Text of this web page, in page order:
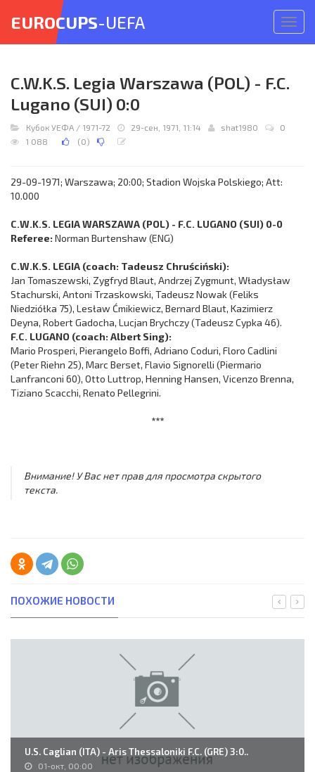
меню
EUROCUPS-UEFA
C.W.K.S. Legia Warszawa (POL) - F.C.
Lugano (SUI) 0:0
Кубок УЕФА / 1971-72 29-сен, 1971, 11:14 shat1980
0
1 088
(0)
29-09-1971; Warszawa; 20:00; Stadion Wojska Polskiego; Att:
10.000
C.W.K.S. LEGIA WARSZAWA (POL) - F.C. LUGANO (SUI) 0-0
Referee: Norman Burtenshaw (ENG)
C.W.K.S. LEGIA (coach: Tadeusz Chruściński):
Jan Tomaszewski, Zygfryd Blaut, Andrzej Zygmunt, Władysław
Stachurski, Antoni Trzaskowski, Tadeusz Nowak (Feliks
Niedziółka 75), Lesław Ćmikiewicz, Bernard Blaut, Kazimierz
Deyna, Robert Gadocha, Lucjan Brychczy (Tadeusz Cypka 46).
F.C. LUGANO (coach: Albert Sing):
Mario Prosperi, Pierangelo Boffi, Adriano Coduri, Floro Cadlini
(Peter Riehn 25), Marc Berset, Flavio Signorelli (Piermario
Lanfranconi 60), Otto Luttrop, Henning Hansen, Vicenzo Brenna,
Tiziano Scacchi, Renato Pellegrini.
***
Внимание! У Вас нет прав для просмотра скрытого
текста.
ПОХОЖИЕ НОВОСТИ
U.S. Caglian (ITA) - Aris Thessaloniki F.C. (GRE) 3:0..
01-окт, 00:00